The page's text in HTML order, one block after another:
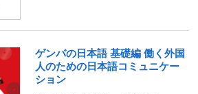
ゲンバの日本語 基礎編 働く外国
人のための日本語コミュニケー
ション